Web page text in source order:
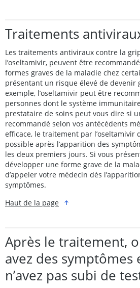
Traitements
Les traitements antiviraux contre la
l’oseltamivir, peuvent être
formes graves de la maladie chez
présentant un risque élevé de devenir
exemple, l’oseltamivir peut être
personnes dont le système
prestataire de soins peut vous dire si
recommandé selon vos antécédents
efficace, le traitement par l’oseltamivir
possible après l’apparition des
les deux premiers jours. Si vous
développer une forme grave de la
d’appeler votre médecin dès
symptômes.
Haut de la page
Après le traitement,
avez des symptômes
n’avez pas subi de